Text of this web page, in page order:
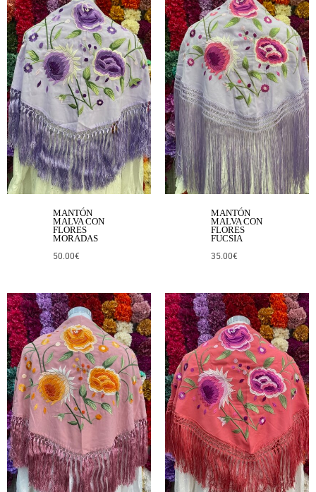
MANTÓN
MALVA CON
FLORES
MORADAS
50.00€
MANTÓN
MALVA CON
FLORES
FUCSIA
35.00€